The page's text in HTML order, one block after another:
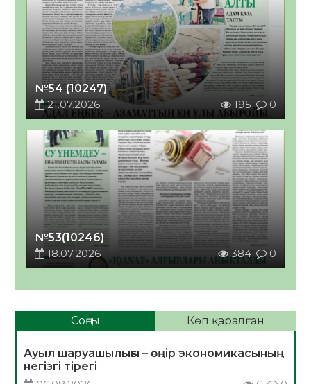
№54 (10247)
21.07.2026
195 0
№53(10246)
18.07.2026
384 0
Соңғы Көп қаралған
Ауыл шаруашылығы – өңір экономикасының
негізгі тірегі